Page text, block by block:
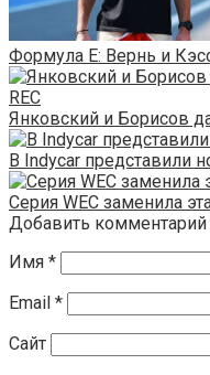
Формула Е: Вернь и
Янковский и Борисов
В Indycar представили
Серия WEC заменила
Добавить комментарий
Имя *
Email *
Сайт